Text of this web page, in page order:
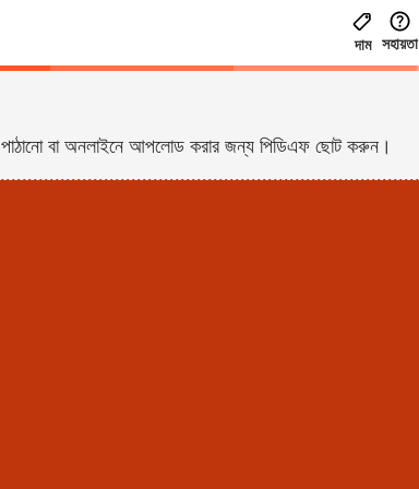
দাম সহায়তা
বা অনলাইনে আপলোড করার জন্য পিডিএফ ছোট করুন।